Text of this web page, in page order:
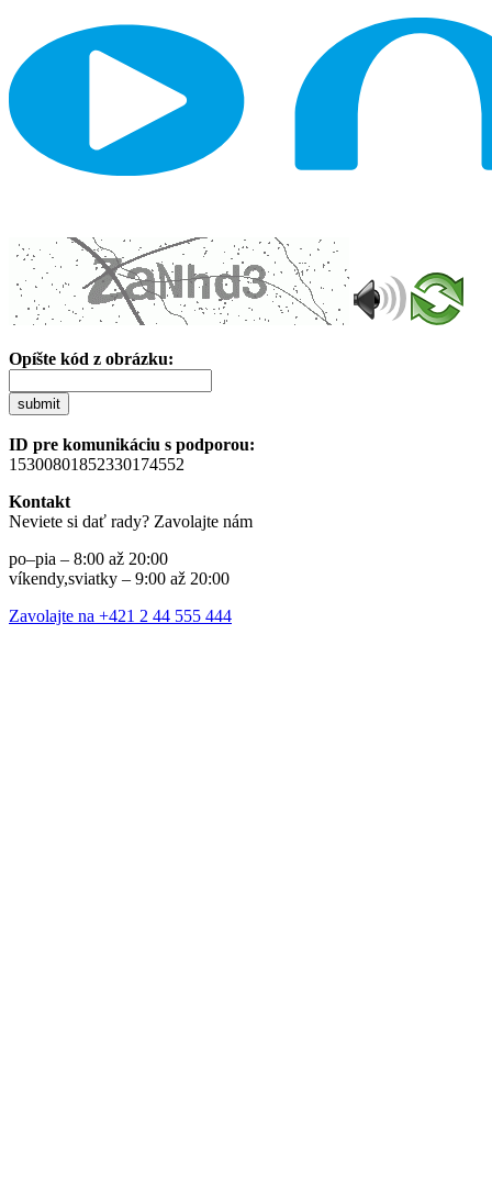
Opíšte kód z obrázku:
submit
ID pre komunikáciu s podporou:
15300801852330174552
Kontakt
Neviete si dať rady? Zavolajte nám
po–pia – 8:00 až 20:00
víkendy,sviatky – 9:00 až 20:00
Zavolajte na +421 2 44 555 444